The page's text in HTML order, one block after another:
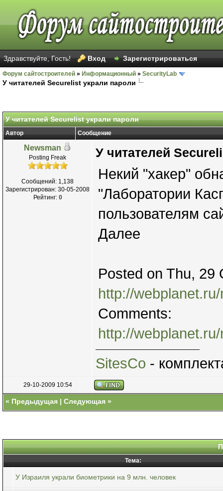
Здравствуйте, Гость! Вход Зарегистрироваться
Форум сайтостроителей » Информационный » SecurityLab
У читателей Securelist украли пароли
У читателей Securelist украли пароли
Автор Сообщение
Newsman
Posting Freak
Сообщений: 1,138
Зарегистрирован: 30-05-2008
Рейтинг: 0
У читателей
Некий "хакер"
"Лаборатории
пользователям
Далее
Posted on Thu, 29
http://
Comments:
http://
SitesCo -
29-10-2009 10:54
« Предыдущая | Следующая »
Тема:
У Израиля украли биометрики на 9 млн. человек